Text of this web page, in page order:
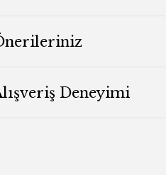
Deneyimi